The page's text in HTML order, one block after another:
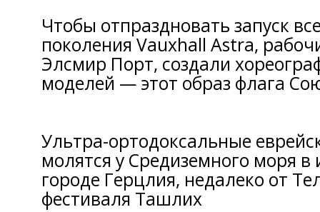
Чтобы отпраздновать запуск
поколения Vauxhall Astra,
Элсмир Порт, создали
моделей — этот образ флага
Ультра-ортодоксальные
молятся у Средиземного моря в
городе Герцлия, недалеко от
фестиваля Ташлих